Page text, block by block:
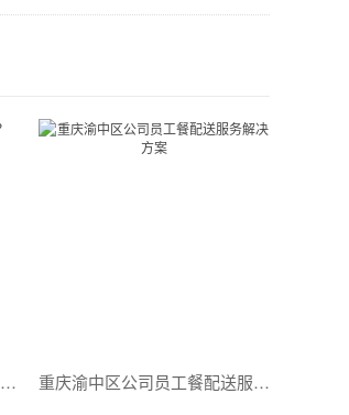
重庆巴南区团餐预定，如何订购？ 重庆渝中区公司员工餐配送服务解决方案